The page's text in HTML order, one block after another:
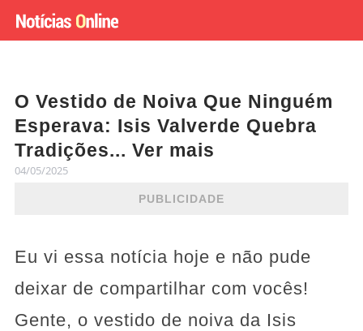
O Vestido de Noiva Que Ninguém
Esperava: Isis Valverde Quebra
Tradições... Ver mais
04/05/2025
PUBLICIDADE
Eu vi essa notícia hoje e não pude
deixar de compartilhar com vocês!
Gente, o vestido de noiva da Isis